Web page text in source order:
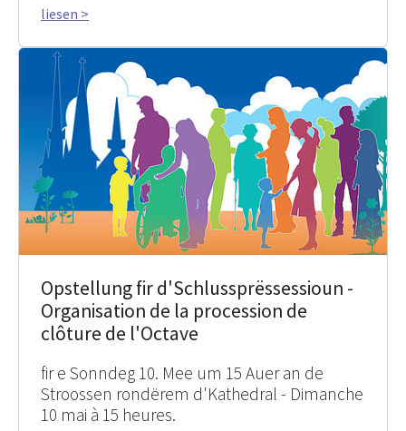
liesen >
Opstellung fir d'Schlussprëssessioun -
Organisation de la procession de
clôture de l'Octave
fir e Sonndeg 10. Mee um 15 Auer an de
Stroossen rondërem d'Kathedral - Dimanche
10 mai à 15 heures.